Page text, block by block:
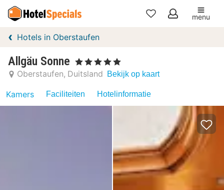
Mijn
menu
Hotels in Oberstaufen
Allgäu Sonne , 5 Sterren
Oberstaufen Duitsland Bekijk op kaart
Kamers Faciliteiten Hotelinformatie